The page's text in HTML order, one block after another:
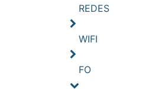
REDES
WIFI
FO